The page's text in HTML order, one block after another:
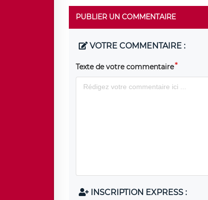
PUBLIER UN COMMENTAIRE
VOTRE COMMENTAIRE :
Texte de votre commentaire
INSCRIPTION EXPRESS :